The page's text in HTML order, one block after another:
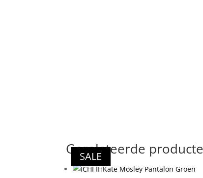
Gerelateerde
SALE
SALE
SALE
SALE